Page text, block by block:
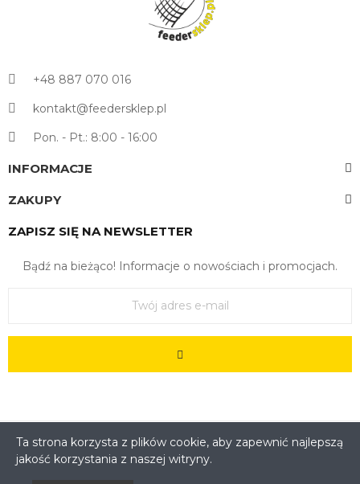
+48 887 070 016
kontakt@feedersklep.pl
Pon. - Pt.: 8:00 - 16:00
INFORMACJE
ZAKUPY
ZAPISZ SIĘ NA NEWSLETTER
Bądź na bieżąco! Informacje o nowościach i promocjach.
Copyright © 2022. All Rights Reserved - Feedersklep Sp. z
Ta strona korzysta z plików cookie, aby zapewnić najlepszą
jakość korzystania z naszej witryny.